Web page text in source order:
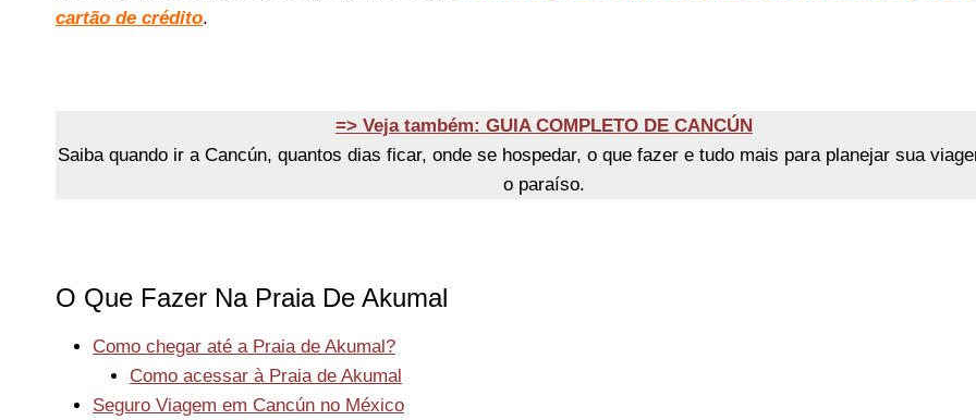
cartão de crédito.
=> Veja também: GUIA COMPLETO DE CANCÚN
Saiba quando ir a Cancún, quantos dias ficar, onde se hospedar, o que fazer e tudo mais para planejar sua
o paraíso.
O Que Fazer Na Praia De Akumal
Como chegar até a Praia de Akumal?
Como acessar à Praia de Akumal
Seguro Viagem em Cancún no México